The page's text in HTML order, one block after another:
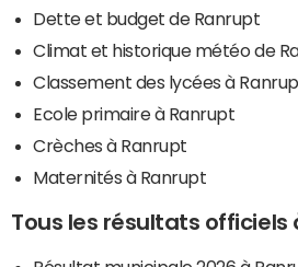
Dette et budget de Ranrupt
Climat et historique météo de
Classement des lycées à
Ecole primaire à Ranrupt
Crèches à Ranrupt
Maternités à Ranrupt
Tous les résultats officiels